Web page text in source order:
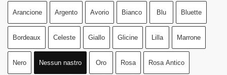
Arancione Argento Avorio Bianco Blu Bluette
Bordeaux Celeste Giallo Glicine Lilla Marrone
Nero Nessun nastro Oro Rosa Rosa Antico